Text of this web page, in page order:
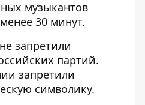
музыкантов
30 минут.
запретили
партий.
запретили
символику.